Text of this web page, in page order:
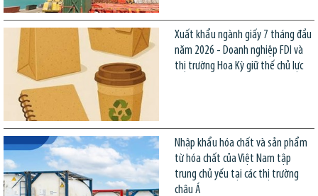
Xuất khẩu ngành giấy 7 tháng đầu
năm 2026 - Doanh nghiệp FDI và
thị trường Hoa Kỳ giữ thế chủ lực
Nhập khẩu hóa chất và sản phẩm
từ hóa chất của Việt Nam tập
trung chủ yếu tại các thị trường
châu Á